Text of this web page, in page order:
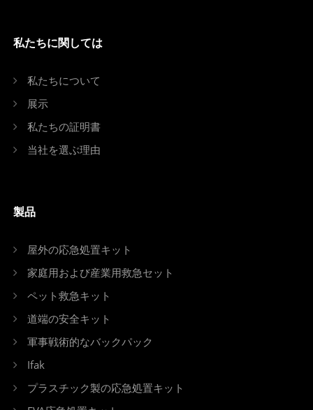
私たちに関しては
私たちについて
展示
私たちの証明書
当社を選ぶ理由
製品
屋外の応急処置キット
家庭用および産業用救急セット
ペット救急キット
道端の安全キット
軍事戦術的なバックパック
Ifak
プラスチック製の応急処置キット